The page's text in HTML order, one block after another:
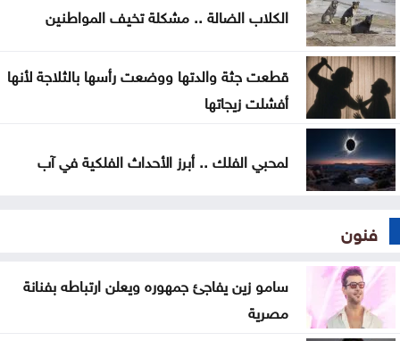
أمانة عمّان تبدأ المرحلة الأولى بإدخال 50 آلية لتطوير
إدارة النفايات
الكلاب الضالة .. مشكلة تخيف المواطنين
قطعت جثة والدتها ووضعت رأسها بالثلاجة لأنها
أفشلت زيجاتها
لمحبي الفلك .. أبرز الأحداث الفلكية في آب
فنون
سامو زين يفاجئ جمهوره ويعلن ارتباطه بفنانة
مصرية